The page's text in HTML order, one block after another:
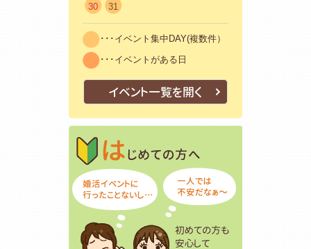
30 31
･･･イベント集中DAY(複数件）
･･･イベントがある日
イベント一覧を開く
はじめての方